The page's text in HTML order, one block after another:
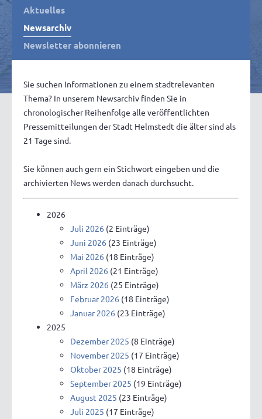
Aktuelles
Newsarchiv
Newsletter abonnieren
Sie suchen Informationen zu einem stadtrelevanten
Thema? In unserem Newsarchiv finden Sie in
chronologischer Reihenfolge alle veröffentlichten
Pressemitteilungen der Stadt Helmstedt die älter sind als
21 Tage sind.
Sie können auch gern ein Stichwort eingeben und die
archivierten News werden danach durchsucht.
2026
Juli 2026 (2 Einträge)
Juni 2026 (23 Einträge)
Mai 2026 (18 Einträge)
April 2026 (21 Einträge)
März 2026 (25 Einträge)
Februar 2026 (18 Einträge)
Januar 2026 (23 Einträge)
2025
Dezember 2025 (8 Einträge)
November 2025 (17 Einträge)
Oktober 2025 (18 Einträge)
September 2025 (19 Einträge)
August 2025 (23 Einträge)
Juli 2025 (17 Einträge)